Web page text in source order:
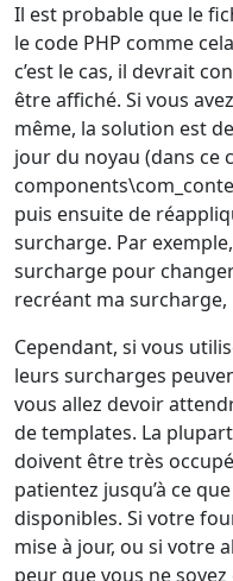
Il est probable que le
le code PHP comme
c’est le cas, il devrait
être affiché. Si vous
même, la solution est
jour du noyau (dans ce
puis ensuite de
surcharge. Par
surcharge pour
recréant ma
Cependant, si vous
leurs surcharges
vous allez devoir
de templates. La
doivent être très
patientez jusqu’à ce
disponibles. Si votre
mise à jour, ou si votre
peur que vous ne